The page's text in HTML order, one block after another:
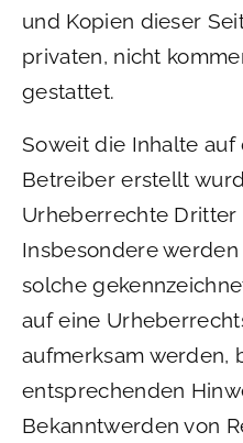
und Kopien dieser
privaten, nicht
gestattet.
Soweit die Inhalte
Betreiber erstellt
Urheberrechte Dritter
Insbesondere
solche
auf eine
aufmerksam werden,
entsprechenden
Bekanntwerden von